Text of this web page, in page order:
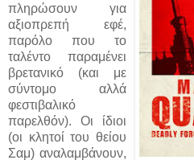
πληρώσουν για
αξιοπρεπή εφέ,
παρόλο που το
ταλέντο παραμένει
βρετανικό (και με
σύντομο αλλά
φεστιβαλικό
παρελθόν). Οι ίδιοι
(οι κλητοί του θείου
Σαμ) αναλαμβάνουν,